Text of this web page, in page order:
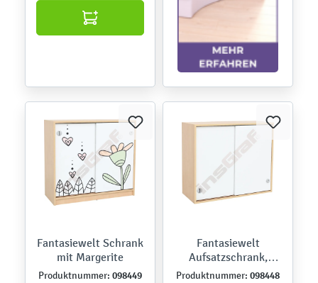
Fantasiewelt Schrank
mit Margerite
Produktnummer: 098449
Fantasiewelt
Aufsatzschrank,
blanco
Produktnummer: 098448